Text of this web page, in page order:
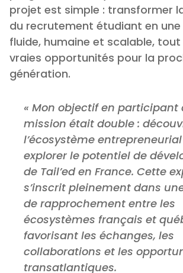
projet est simple : transformer
du recrutement étudiant en une
fluide, humaine et scalable,
vraies opportunités pour la
génération.
« Mon objectif en participant
mission était double :
l’écosystème
explorer le potentiel de
de Tail’ed en France. Cette
s’inscrit pleinement dans
de rapprochement entre les
écosystèmes français et
favorisant les échanges, les
collaborations et les
transatlantiques.